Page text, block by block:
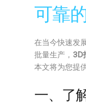
可靠
在当今快速发
批量生产， 3D
本文将为您提
一、了